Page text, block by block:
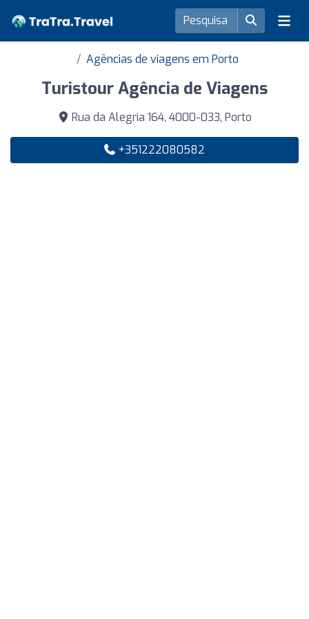
Agências de viagens em Porto
Turistour Agência de Viagens
Rua da Alegria 164, 4000-033, Porto
+351222080582